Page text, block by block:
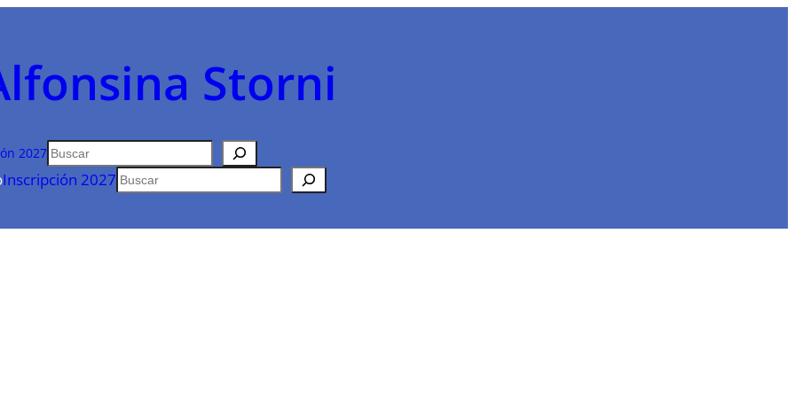
Storni
2027Buscar
Inscripción 2027 Buscar